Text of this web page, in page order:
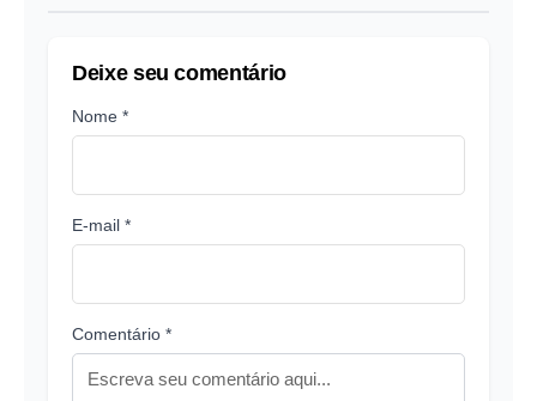
Deixe seu comentário
Nome *
E-mail *
Comentário *